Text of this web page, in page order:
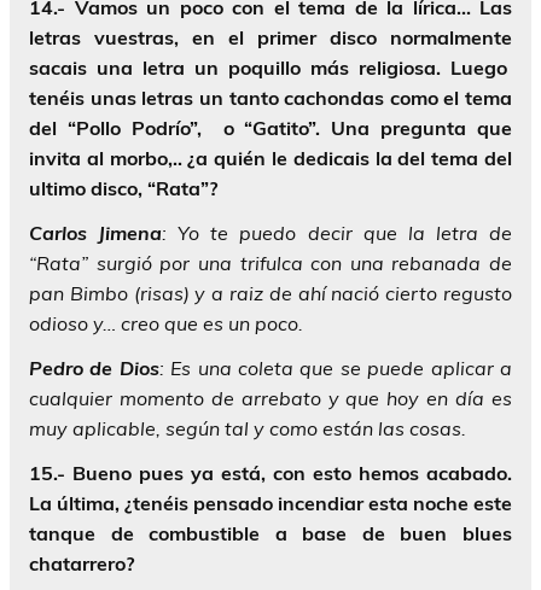
14.- Vamos un poco con el tema de la lírica… Las
letras vuestras, en el primer disco normalmente
sacais una letra un poquillo más religiosa. Luego
tenéis unas letras un tanto cachondas como el tema
del “Pollo Podrío”, o “Gatito”. Una pregunta que
invita al morbo,.. ¿a quién le dedicais la del tema del
ultimo disco, “Rata”?
Carlos Jimena: Yo te puedo decir que la letra de
“Rata” surgió por una trifulca con una rebanada de
pan Bimbo (risas) y a raiz de ahí nació cierto regusto
odioso y… creo que es un poco.
Pedro de Dios: Es una coleta que se puede aplicar a
cualquier momento de arrebato y que hoy en día es
muy aplicable, según tal y como están las cosas.
15.- Bueno pues ya está, con esto hemos acabado.
La última, ¿tenéis pensado incendiar esta noche este
tanque de combustible a base de buen blues
chatarrero?